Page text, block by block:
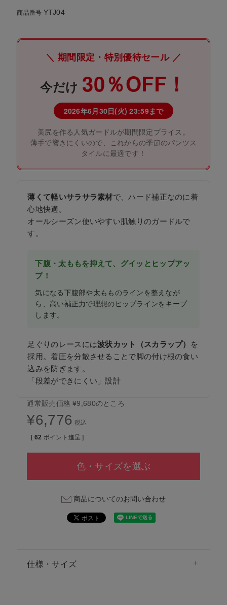
商品番号 YTJ04
＼ 期間限定・特別優待セール ／
今だけ 30％OFF！
2026年6月30日(火) 23:59まで
美尻を作る人気ガードルが期間限定プライス。
薄手で響きにくいので、これからの季節のパンツス
タイルに最適です！
薄くて軽いサラサラ素材で、ハード補正なのに着
心地快適。
オールシーズン使いやすい肌触りのガードルで
す。
下腹・太ももを抑えて、グイッとヒップアッ
プ！
気になる下腹部や太もものラインを整えなが
ら、高い補正力で理想のヒップラインをキープ
します。
足ぐりのレースには波状カット（スカラップ）
を
採用。着圧を分散させることで脚の付け根の食い
込みを防ぎます。
「段差ができにくい」設計
通常販売価格 ¥9,680のところ
¥6,776 税込
[ 62 ポイント進呈 ]
色・サイズを選ぶ
商品についてのお問い合わせ
仕様・サイズ